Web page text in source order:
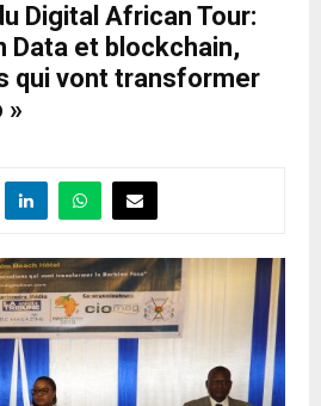
Digital African Tour:
Data et blockchain,
qui vont transformer
»